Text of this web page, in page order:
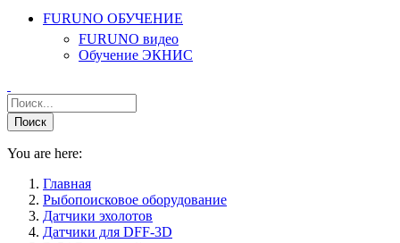
FURUNO ОБУЧЕНИЕ
FURUNO видео
Обучение ЭКНИС
You are here:
Главная
Рыбопоисковое оборудование
Датчики эхолотов
Датчики для DFF-3D